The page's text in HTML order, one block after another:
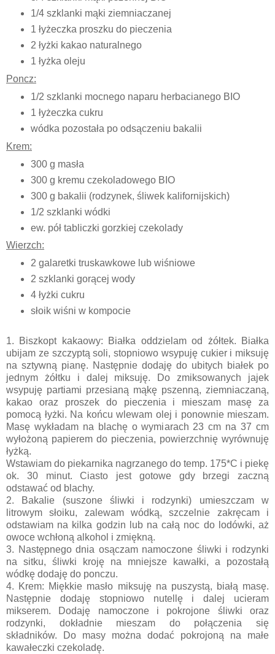
1/4 szklanki mąki ziemniaczanej
1 łyżeczka proszku do pieczenia
2 łyżki kakao naturalnego
1 łyżka oleju
Poncz:
1/2 szklanki mocnego naparu herbacianego BIO
1 łyżeczka cukru
wódka pozostała po odsączeniu bakalii
Krem:
300 g masła
300 g kremu czekoladowego BIO
300 g bakalii (rodzynek, śliwek kalifornijskich)
1/2 szklanki wódki
ew. pół tabliczki gorzkiej czekolady
Wierzch:
2 galaretki truskawkowe lub wiśniowe
2 szklanki gorącej wody
4 łyżki cukru
słoik wiśni w kompocie
1. Biszkopt kakaowy: Białka oddzielam od żółtek. Białka
ubijam ze szczyptą soli, stopniowo wsypuję cukier i miksuję
na sztywną pianę. Następnie dodaję do ubitych białek po
jednym żółtku i dalej miksuję. Do zmiksowanych jajek
wsypuję partiami przesianą mąkę pszenną, ziemniaczaną,
kakao oraz proszek do pieczenia i mieszam masę za
pomocą łyżki. Na końcu wlewam olej i ponownie mieszam.
Masę wykładam na blachę o wymiarach 23 cm na 37 cm
wyłożoną papierem do pieczenia, powierzchnię wyrównuję
łyżką.
Wstawiam do piekarnika nagrzanego do temp. 175*C i piekę
ok. 30 minut. Ciasto jest gotowe gdy brzegi zaczną
odstawać od blachy.
2. Bakalie (suszone śliwki i rodzynki) umieszczam w
litrowym słoiku, zalewam wódką, szczelnie zakręcam i
odstawiam na kilka godzin lub na całą noc do lodówki, aż
owoce wchłoną alkohol i zmiękną.
3. Następnego dnia osączam namoczone śliwki i rodzynki
na sitku, śliwki kroję na mniejsze kawałki, a pozostałą
wódkę dodaję do ponczu.
4. Krem: Miękkie masło miksuję na puszystą, białą masę.
Następnie dodaję stopniowo nutellę i dalej ucieram
mikserem. Dodaję namoczone i pokrojone śliwki oraz
rodzynki, dokładnie mieszam do połączenia się
składników. Do masy można dodać pokrojoną na małe
kawałeczki czekoladę.